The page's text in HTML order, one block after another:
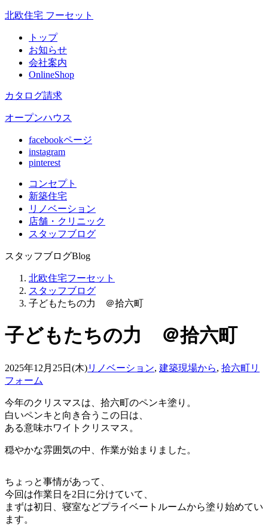
北欧住宅 フーセット
トップ
お知らせ
会社案内
OnlineShop
カタログ請求
オープンハウス
facebookページ
instagram
pinterest
コンセプト
新築住宅
リノベーション
店舗 ・クリニック
スタッフブログ
スタッフブログBlog
北欧住宅フーセット
スタッフブログ
子どもたちの力 ＠拾六町
子どもたちの力 ＠拾六町
2025年12月25日(木)リノベーション, 建築現場から, 拾六町リ
フォーム
今年のクリスマスは、拾六町のペンキ塗り。
白いペンキと向き合うこの日は、
ある意味ホワイトクリスマス。
穏やかな雰囲気の中、作業が始まりました。
ちょっと事情があって、
今回は作業日を2日に分けていて、
まずは初日、寝室などプライベートルームから塗り始めてい
ます。